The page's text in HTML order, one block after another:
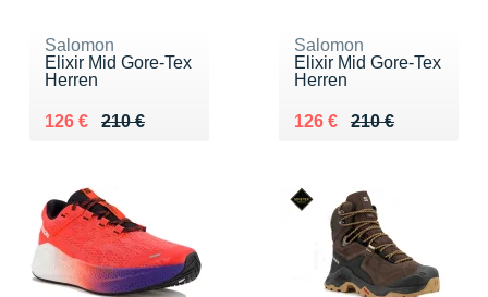
Salomon
Elixir Mid Gore-Tex
Herren
210 €
Au lieu de 210 €
126 €
Vendu 126 €
Salomon
Elixir Mid Gore-Tex
Herren
210 €
Au lieu de 210 €
126 €
Vendu 126 €